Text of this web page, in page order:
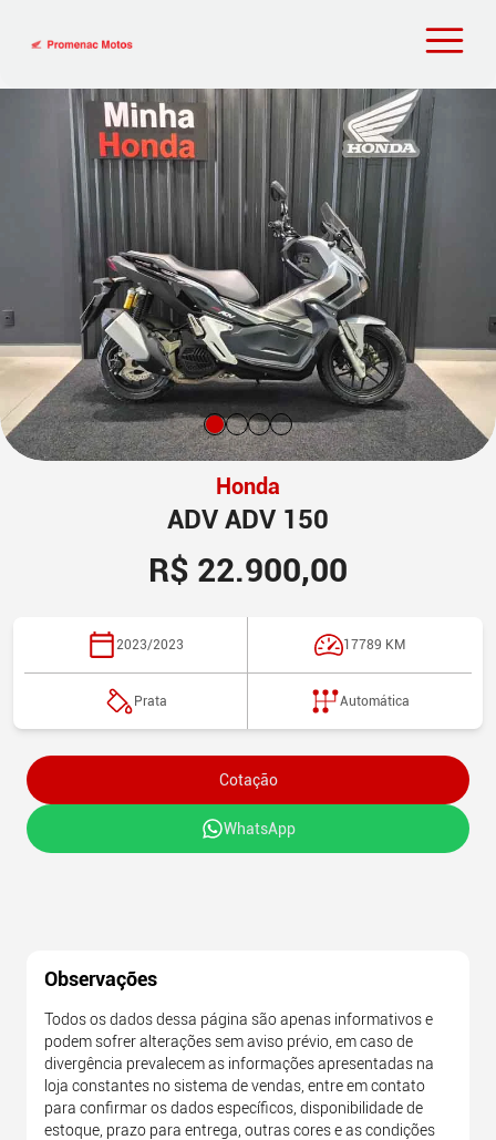
Honda
ADV ADV 150
R$ 22.900,00
2023/2023 17789 KM
Prata Automática
Cotação
WhatsApp
Observações
Todos os dados dessa página são apenas informativos e
podem sofrer alterações sem aviso prévio, em caso de
divergência prevalecem as informações apresentadas na
loja constantes no sistema de vendas, entre em contato
para confirmar os dados específicos, disponibilidade de
estoque, prazo para entrega, outras cores e as condições